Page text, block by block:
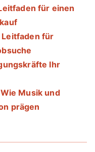
für einen
für
Ihr
Musik und
prägen